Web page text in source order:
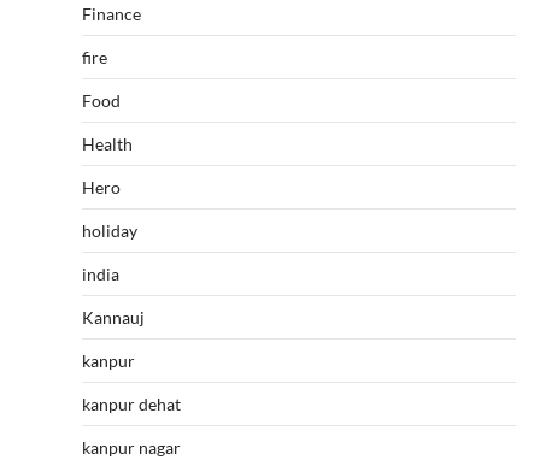
Finance
fire
Food
Health
Hero
holiday
india
Kannauj
kanpur
kanpur dehat
kanpur nagar